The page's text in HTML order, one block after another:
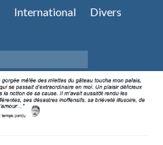
International
Divers